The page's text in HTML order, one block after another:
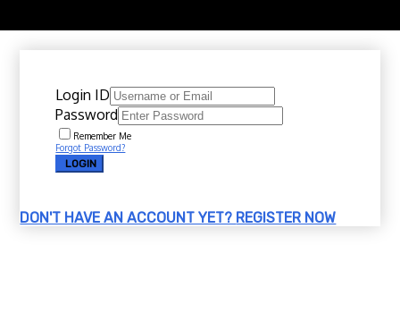
Login ID
Password
Remember Me
Forgot Password?
LOGIN
DON'T HAVE AN ACCOUNT YET? REGISTER NOW